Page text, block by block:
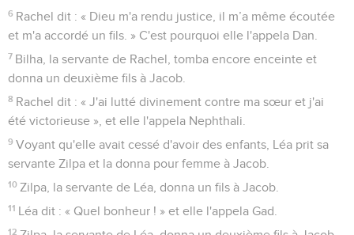
6 Rachel dit : « Dieu m'a rendu justice, il m’a même écoutée
et m'a accordé un fils. » C'est pourquoi elle l'appela Dan.
7 Bilha, la servante de Rachel, tomba encore enceinte et
donna un deuxième fils à Jacob.
8 Rachel dit : « J'ai lutté divinement contre ma sœur et j'ai
été victorieuse », et elle l'appela Nephthali.
9 Voyant qu'elle avait cessé d'avoir des enfants, Léa prit sa
servante Zilpa et la donna pour femme à Jacob.
10 Zilpa, la servante de Léa, donna un fils à Jacob.
11 Léa dit : « Quel bonheur ! » et elle l'appela Gad.
12